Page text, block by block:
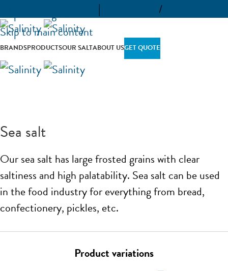
Skip to navigation
Skip to main content
| /
BRANDSPRODUCTSOUR SALTABOUT USGET QUOTE
Sea salt
Our sea salt has large frosted grains with clear
saltiness and high palatability. Sea salt can be used
in the food industry for everything from bread,
confectionery, pickles, etc.
Product variations